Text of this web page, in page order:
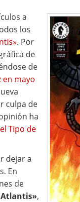
a
los
. Por
de
de
en mayo
culpa de
ha
Tipo de
dejar a
En
de
Atlantis»,